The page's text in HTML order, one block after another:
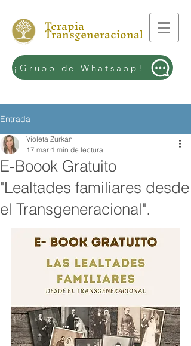
Terapia
Transgeneracional
¡Grupo de Whatsapp!
Entrada
E-Boook Gratuito
"Lealtades familiares desde
el Transgeneracional".
Violeta Zurkan
17 mar 1 min de lectura